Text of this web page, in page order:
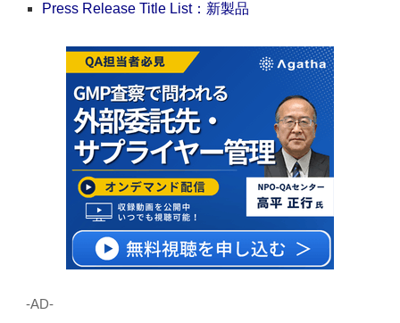
Press Release Title List：新製品
‐AD‐